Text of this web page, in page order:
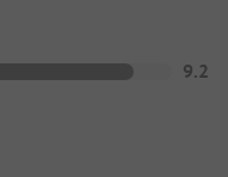
9.2